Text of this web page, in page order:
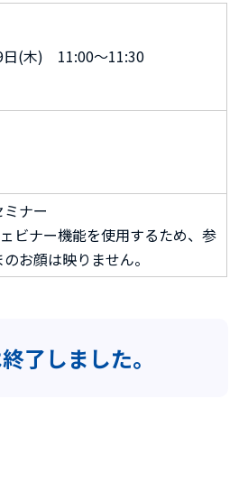
日(木) 11:00～11:30
ミナー
ビナー機能を使用するため、参
お顔は映りません。
了しました。